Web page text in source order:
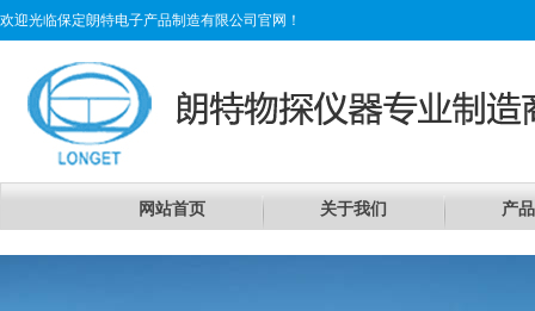
欢迎光临保定朗特电子产品制造有限公司官网！
网站首页 关于我们 产